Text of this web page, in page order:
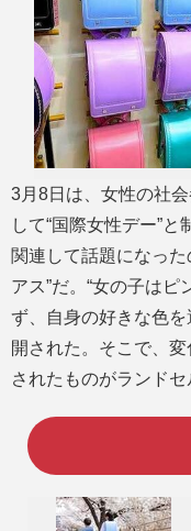
3月8日は、女性の社
して“国際女性デー”
関連して話題になっ
アス”だ。“女の子は
ず、自身の好きな色
開された。そこで、
されたものがランドセ